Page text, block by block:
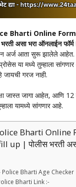
Bharti Online
असा भरा ऑनलाईन
अर्ज आता सुरू झालेले
या मध्ये तुम्हाला सांगणार
जायची गरज नाही.
जास्त जागा आहेत, आणि 12
यामध्ये सांगणार आहे.
Bharti Online
up | पोलीस भरती
Police Bharti Age Checker
Bharti Link :-